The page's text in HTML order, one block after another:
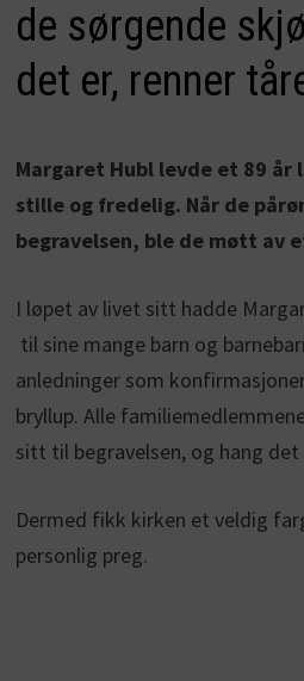
de sørgende
det er, renner
Margaret Hubl levde et 89 år
stille og fredelig. Når de
begravelsen, ble de møtt av
I løpet av livet sitt hadde
til sine mange barn og
anledninger som
bryllup. Alle
sitt til begravelsen, og hang det
Dermed fikk kirken et veldig
personlig preg.